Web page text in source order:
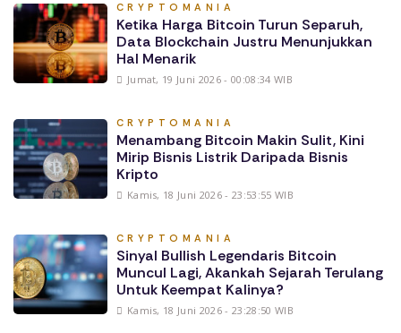
CRYPTOMANIA
Ketika Harga Bitcoin Turun Separuh,
Data Blockchain Justru Menunjukkan
Hal Menarik
Jumat, 19 Juni 2026 - 00:08:34 WIB
CRYPTOMANIA
Menambang Bitcoin Makin Sulit, Kini
Mirip Bisnis Listrik Daripada Bisnis
Kripto
Kamis, 18 Juni 2026 - 23:53:55 WIB
CRYPTOMANIA
Sinyal Bullish Legendaris Bitcoin
Muncul Lagi, Akankah Sejarah Terulang
Untuk Keempat Kalinya?
Kamis, 18 Juni 2026 - 23:28:50 WIB